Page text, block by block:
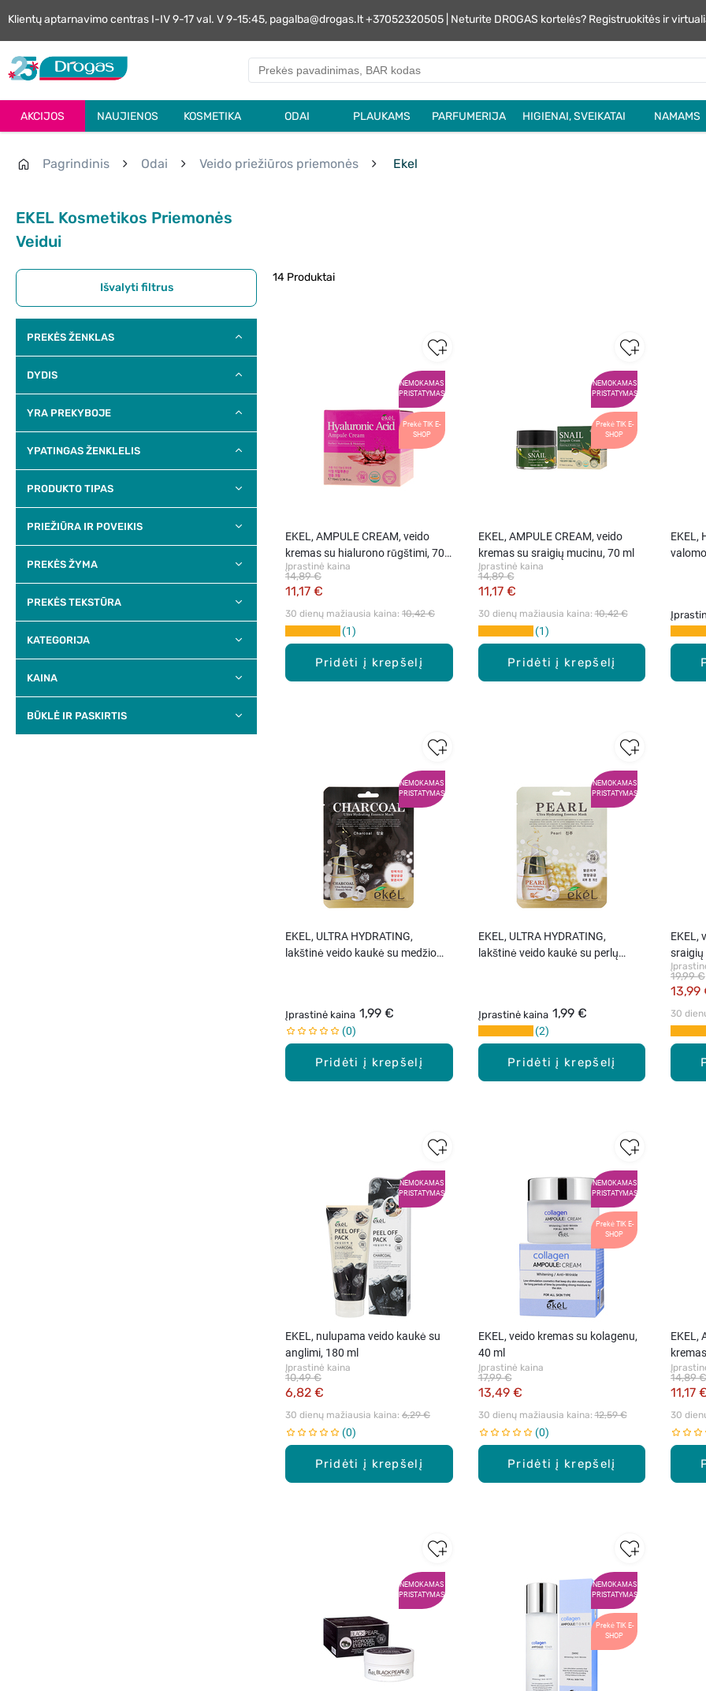
Klientų aptarnavimo centras I-IV 9-17 val. V 9-15:45, pagalba@drogas.lt +37052320505 | Neturite DROGAS kortelės? Registruokitės ir
AKCIJOS NAUJIENOS KOSMETIKA ODAI PLAUKAMS PARFUMERIJA HIGIENAI, SVEIKATAI NAMAMS
Pagrindinis Odai Veido priežiūros priemonės Ekel
EKEL Kosmetikos Priemonės
Veidui
Išvalyti filtrus
PREKĖS ŽENKLAS
DYDIS
YRA PREKYBOJE
YPATINGAS ŽENKLELIS
PRODUKTO TIPAS
PRIEŽIŪRA IR POVEIKIS
PREKĖS ŽYMA
PREKĖS TEKSTŪRA
KATEGORIJA
KAINA
BŪKLĖ IR PASKIRTIS
14 Produktai
NEMOKAMAS
PRISTATYMAS
Prekė TIK E-
SHOP
Pridėti į krepšelį
EKEL, AMPULE CREAM, veido
kremas su hialurono rūgštimi, 70
ml
Įprastinė kaina
11,17 €
14,89 €
30 dienų mažiausia kaina: 10,42 €
1
NEMOKAMAS
PRISTATYMAS
Prekė TIK E-
SHOP
Pridėti į krepšelį
EKEL, AMPULE CREAM, veido
kremas su sraigių mucinu, 70 ml
Įprastinė kaina
11,17 €
14,89 €
30 dienų mažiausia kaina: 10,42 €
1
EKEL,
NEMOKAMAS
PRISTATYMAS
Pridėti į krepšelį
EKEL, ULTRA HYDRATING,
lakštinė veido kaukė su medžio
Įprastinė kaina 1,99 €
0
NEMOKAMAS
PRISTATYMAS
Pridėti į krepšelį
EKEL, ULTRA HYDRATING,
lakštinė veido kaukė su perlų
Įprastinė kaina 1,99 €
2
EKEL,
sraigių
13,99
19,99 €
30
NEMOKAMAS
PRISTATYMAS
Pridėti į krepšelį
EKEL, nulupama veido kaukė su
anglimi, 180 ml
Įprastinė kaina
6,82 €
10,49 €
30 dienų mažiausia kaina: 6,29 €
0
NEMOKAMAS
PRISTATYMAS
Prekė TIK E-
SHOP
Pridėti į krepšelį
EKEL, veido kremas su kolagenu,
40 ml
Įprastinė kaina
13,49 €
17,99 €
30 dienų mažiausia kaina: 12,59 €
0
EKEL,
11,17
14,89 €
30
NEMOKAMAS
PRISTATYMAS
NEMOKAMAS
PRISTATYMAS
Prekė TIK E-
SHOP